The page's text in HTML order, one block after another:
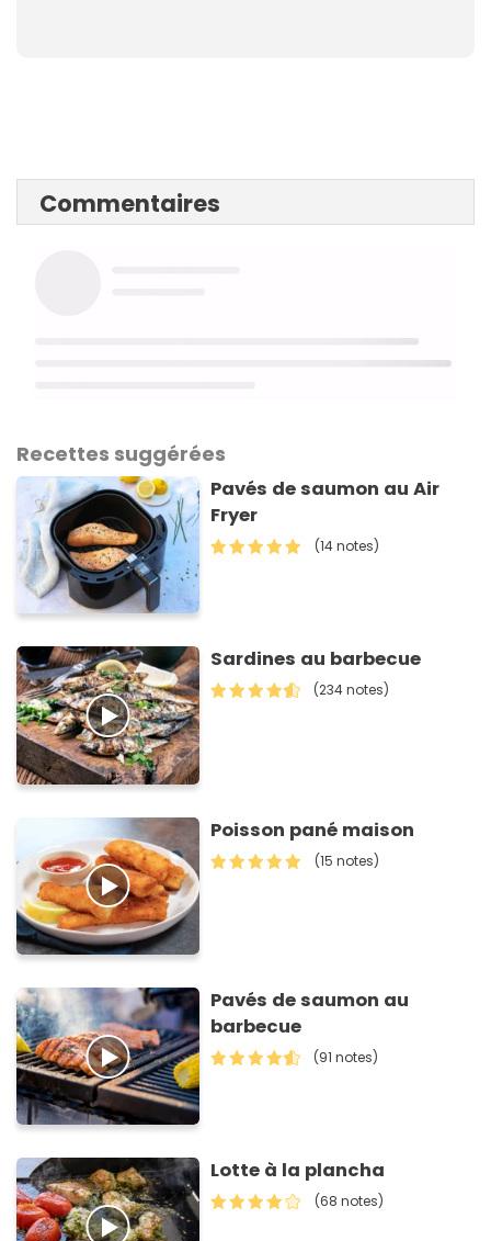
Commentaires
Recettes suggérées
Pavés de saumon au Air
Fryer
(14 notes)
Sardines au barbecue
(234 notes)
Poisson pané maison
(15 notes)
Pavés de saumon au
barbecue
(91 notes)
Lotte à la plancha
(68 notes)